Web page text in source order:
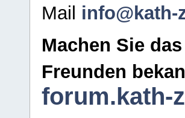
Mail info@kath-
Machen Sie
Freunden
forum.kath-